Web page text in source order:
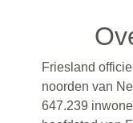
Friesland
noorden van
647.239